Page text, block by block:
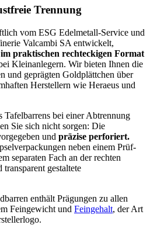
Trennung
vom ESG Edelmetall-Service und
Valcambi SA entwickelt,
im praktischen rechteckigen Format
Kleinanlegern. Wir bieten Ihnen die
und geprägten Goldplättchen über
Herstellern wie Heraeus und
Tafelbarrens bei einer Abtrennung
Sie sich nicht sorgen: Die
und präzise perforiert.
neben einem Prüf-
separaten Fach an der rechten
gestaltete
enthält Prägungen zu allen
Feingewicht und Feingehalt, der Art